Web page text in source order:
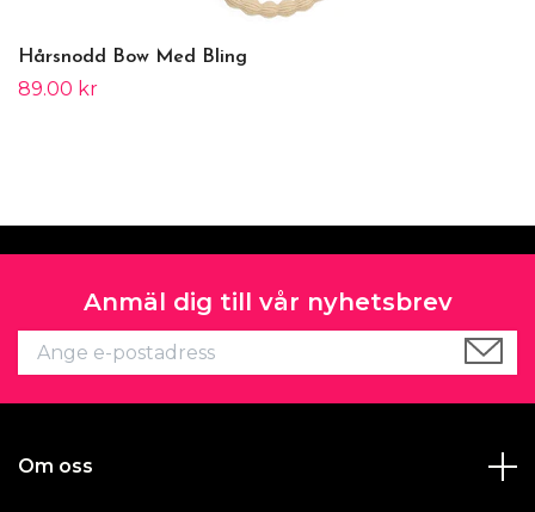
Hårsnodd Bow Med Bling
89.00 kr
Anmäl dig till vår nyhetsbrev
Om oss